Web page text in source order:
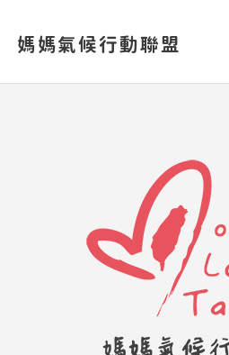
媽媽氣候行動聯盟